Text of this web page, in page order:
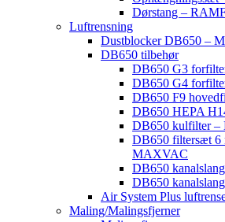
Dørstang –
Luftrensning
Dustblocker DB650 –
DB650 tilbehør
DB650 G3
DB650 G4
DB650 F9
DB650 HEPA
DB650 kulfilter
DB650 filtersæt 6
MAXVAC
DB650
DB650
Air System Plus
Maling/Malingsfjerner